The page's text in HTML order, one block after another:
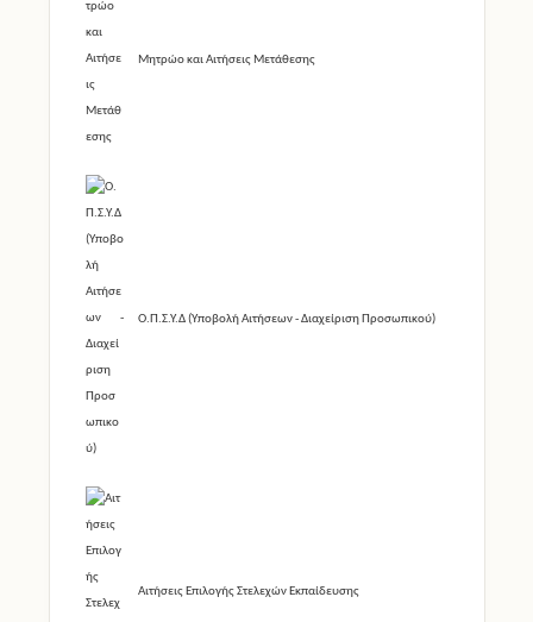
Μητρώο και Αιτήσεις Μετάθεσης
Ο.Π.Σ.Υ.Δ (Υποβολή Αιτήσεων - Διαχείριση Προσωπικού)
Αιτήσεις Επιλογής Στελεχών Εκπαίδευσης